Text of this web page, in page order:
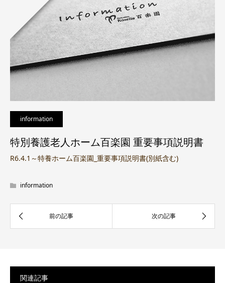
information
特別養護老人ホーム百楽園 重要事項説明書
R6.4.1～特養ホーム百楽園_重要事項説明書(別紙含む)
information
関連記事